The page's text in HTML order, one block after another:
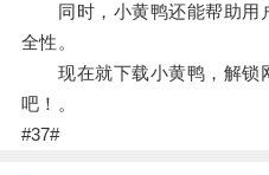
同时，小黄鸭还能帮助用
全性。
现在就下载小黄鸭，解锁
吧！。
#37#